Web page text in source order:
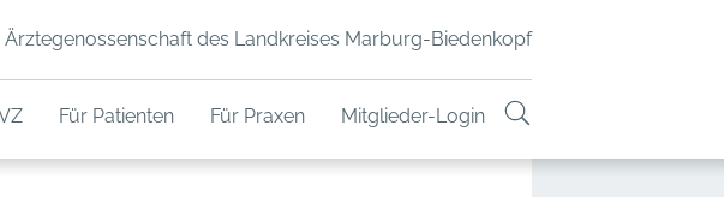
Ärztegenossenschaft des Landkreises Marburg-Biedenkopf
Für Patienten Für Praxen Mitglieder-Login